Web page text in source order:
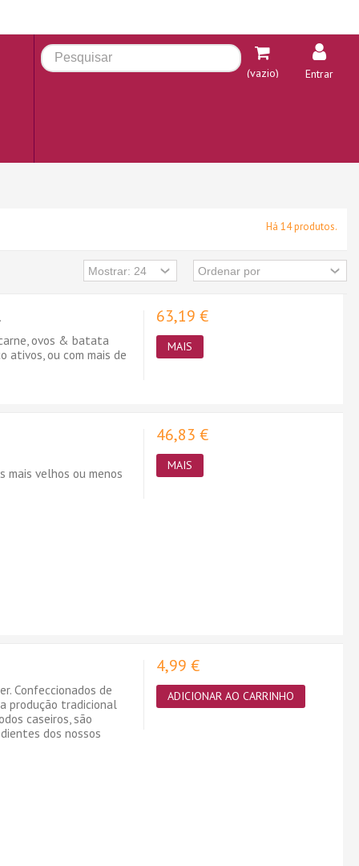
(vazio) Entrar
Há 14 produtos.
ovos & batata
ativos, ou com mais de
63,19 €
MAIS
mais velhos ou menos
46,83 €
MAIS
Confeccionados de
produção tradicional
caseiros, são
dos nossos
4,99 €
ADICIONAR AO CARRINHO